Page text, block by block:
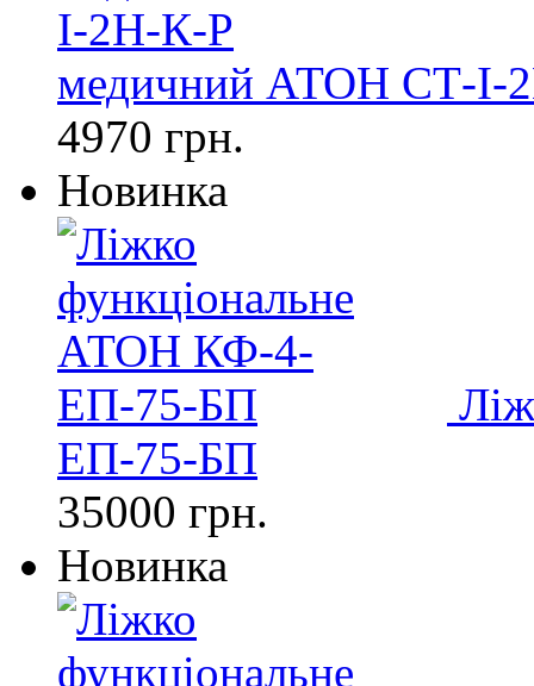
медичний АТОН СТ-І-
4970 грн.
Новинка
ЕП-75-БП
35000 грн.
Новинка